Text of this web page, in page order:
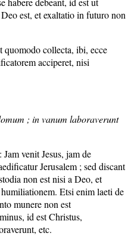
est, et exaltatio in futuro non
quomodo collecta, ibi, ecce
acciperet, nisi
; in vanum laboraverunt
venit Jesus, jam de
Jerusalem ; sed discant
non est nisi a Deo, et
Etsi enim laeti de
munere non est
id est Christus,
etc.